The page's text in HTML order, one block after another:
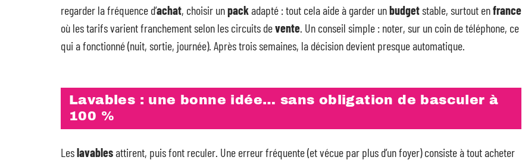
regarder la fréquence d’achat, choisir unpackadapté : tout cela aide à garder unbudgetstable, surtout enfrance
où les tarifs varient franchement selon les circuits devente. Un conseil simple : noter, sur un coin de téléphone, ce
qui a fonctionné (nuit, sortie, journée). Après trois semaines, la décision devient presque automatique.
Lavables : une bonne idée… sans obligation de basculer à
100 %
Leslavablesattirent, puis font reculer. Une erreur fréquente (et vécue par plus d’un foyer) consiste à tout acheter